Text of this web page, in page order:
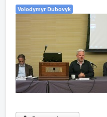
Volodymyr Dubovyk